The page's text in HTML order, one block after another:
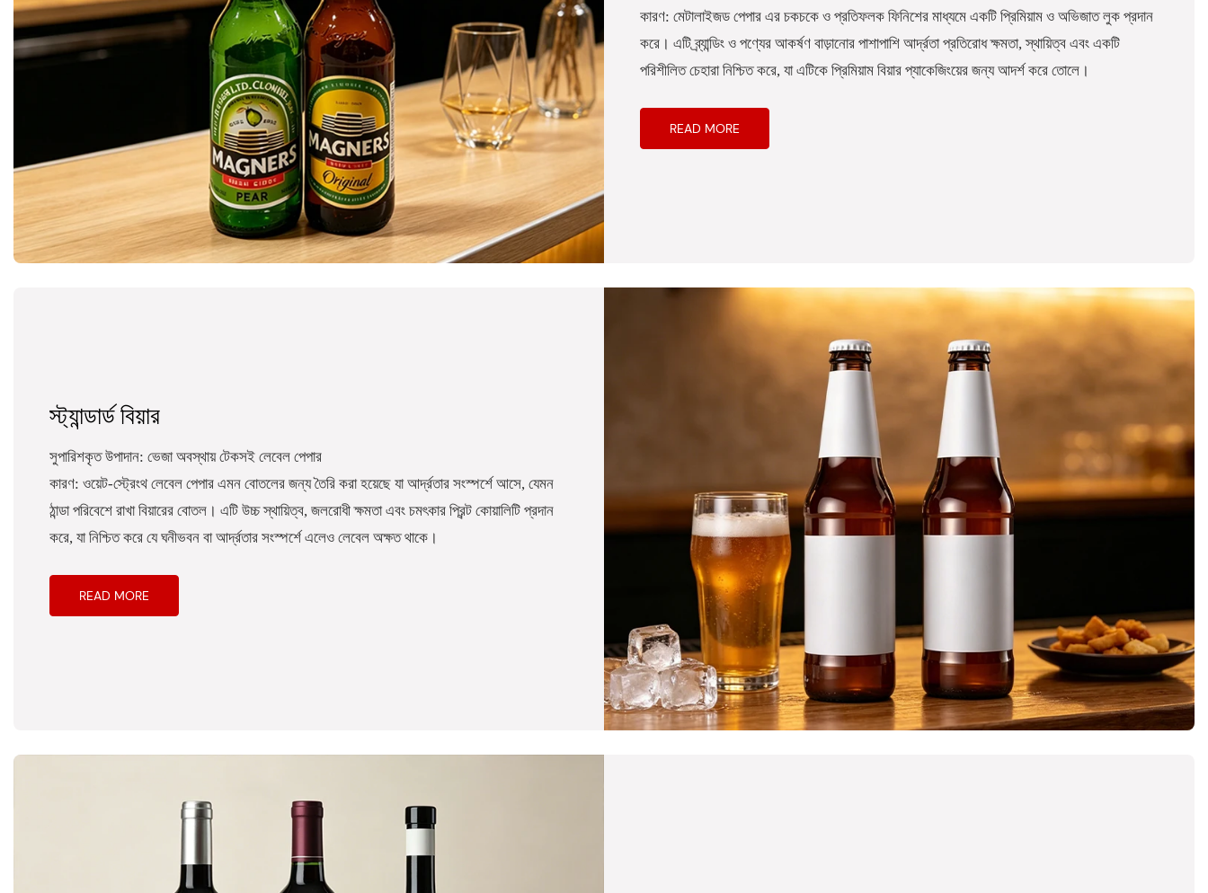
কারণ: মেটালাইজড পেপার এর চকচকে ও প্রতিফলক ফিনিশের মাধ্যমে একটি প্রিমিয়াম ও অভিজাত লুক প্রদান
করে। এটি ব্র্যান্ডিং ও পণ্যের আকর্ষণ বাড়ানোর পাশাপাশি আর্দ্রতা প্রতিরোধ ক্ষমতা, স্থায়িত্ব এবং একটি
পরিশীলিত চেহারা নিশ্চিত করে, যা এটিকে প্রিমিয়াম বিয়ার প্যাকেজিংয়ের জন্য আদর্শ করে তোলে।
READ MORE
স্ট্যান্ডার্ড বিয়ার
সুপারিশকৃত উপাদান: ভেজা অবস্থায় টেকসই লেবেল পেপার
কারণ: ওয়েট-স্ট্রেংথ লেবেল পেপার এমন বোতলের জন্য তৈরি করা হয়েছে যা আর্দ্রতার সংস্পর্শে আসে, যেমন
ঠান্ডা পরিবেশে রাখা বিয়ারের বোতল। এটি উচ্চ স্থায়িত্ব, জলরোধী ক্ষমতা এবং চমৎকার প্রিন্ট কোয়ালিটি প্রদান
করে, যা নিশ্চিত করে যে ঘনীভবন বা আর্দ্রতার সংস্পর্শে এলেও লেবেল অক্ষত থাকে।
READ MORE